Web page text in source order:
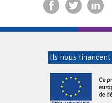
Ils nous financent